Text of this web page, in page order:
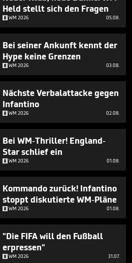
Held stellt sich den Fragen
WM 2026 05.08.
Bei seiner Ankunft kennt der
Hype keine Grenzen
WM 2026 03.08.
Nächste Verbalattacke gegen
Infantino
WM 2026 02.08.
Bei WM-Thriller! England-
Star schlief ein
WM 2026 01.08.
Kommando zurück! Infantino
stoppt diskutierte WM-Pläne
WM 2026 01.08.
"Die FIFA will den Fußball
erpressen"
WM 2026 31.07.